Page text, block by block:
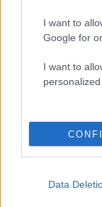
I want to
Google for
I want to
personalized
Data
19:1427.06.25
ευθιξίας,
συμβαίνουν